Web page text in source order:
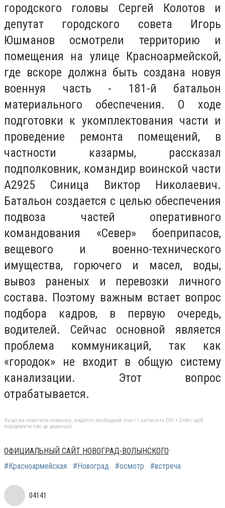
городского головы Сергей Колотов и
депутат городского совета Игорь
Юшманов осмотрели территорию и
помещения на улице Красноармейской,
где вскоре должна быть создана новуя
военнуя часть - 181-й батальон
материального обеспечения. О ходе
подготовки к укомплектования части и
проведение ремонта помещений, в
частности казармы, рассказал
подполковник, командир воинской части
А2925 Синица Виктор Николаевич.
Батальон создается с целью обеспечения
подвоза частей оперативного
командования «Север» боеприпасов,
вещевого и военно-технического
имущества, горючего и масел, воды,
вывоз раненых и перевозки личного
состава. Поэтому важным встает вопрос
подбора кадров, в первую очередь,
водителей. Сейчас основной является
проблема коммуникаций, так как
«городок» не входит в общую систему
канализации. Этот вопрос
отрабатывается.
Якщо ви помітили помилку, виділіть необхідний текст і натисніть Ctrl + Enter, щоб
повідомити про це редакцію
ОФИЦИАЛЬНЫЙ САЙТ НОВОГРАД-ВОЛЫНСКОГО
#Красноармейская
#Новоград #осмотр #встреча
04141